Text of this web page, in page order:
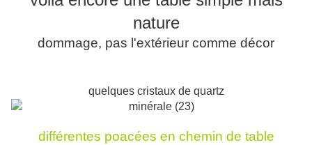
nature
dommage, pas l'extérieur comme décor
quelques cristaux de quartz
différentes poacées en chemin de table